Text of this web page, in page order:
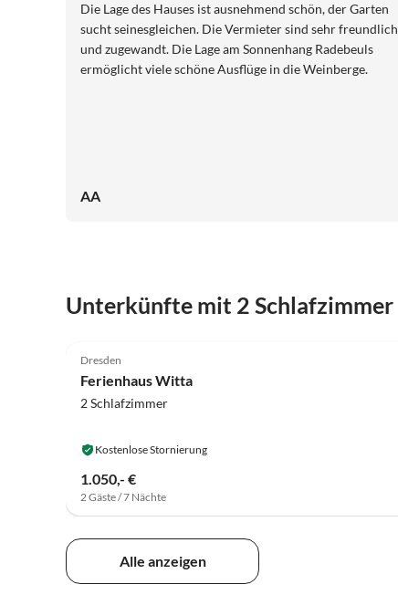
Die Lage des Hauses ist ausnehmend schön, der Garten
sucht seinesgleichen. Die Vermieter sind sehr freundlich
und zugewandt. Die Lage am Sonnenhang Radebeuls
ermöglicht viele schöne Ausflüge in die Weinberge.
AA
Unterkünfte mit 2 Schlafzimmer
Dresden
Ferienhaus Witta
2 Schlafzimmer
Kostenlose Stornierung
1.050,- €
2 Gäste / 7 Nächte
Alle anzeigen